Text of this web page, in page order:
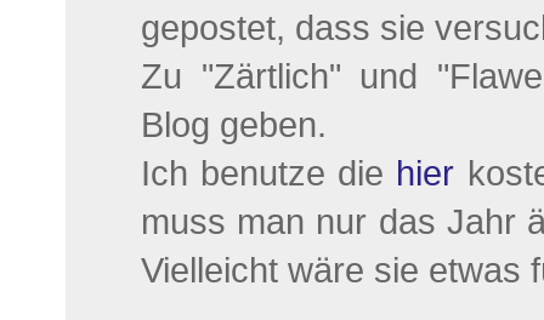
gepostet, dass sie
Zu "Zärtlich" und
Blog geben.
Ich benutze die hier
muss man nur das Jahr
Vielleicht wäre sie etwas